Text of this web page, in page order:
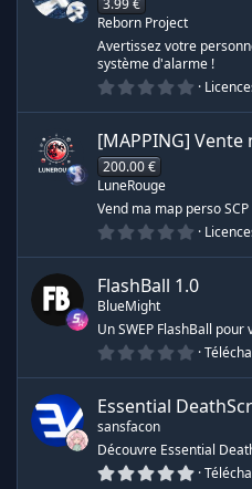
u
c
e
s
u
r
e
ô
e
d
r
e
s
s
o
l
e
s
3.99 €
Reborn Project
Avertissez votre
système d'alarme !
0
0
0
é
l
e
(
)
[MAPPING] Vente
200.00 €
LuneRouge
Vend ma map perso SCP
0
0
0
é
o
i
s
(
s
FlashBall 1.0
BlueMight
Un SWEP FlashBall pour
0
0
0
é
o
i
l
Essential
sansfacon
Découvre Essential
5